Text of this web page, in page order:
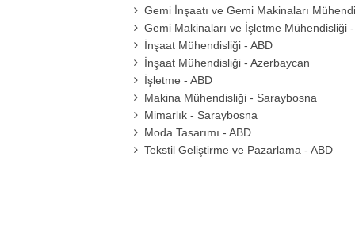
Gemi İnşaatı ve Gemi Makinaları
Gemi Makinaları ve İşletme Mühendisliği
İnşaat Mühendisliği - ABD
İnşaat Mühendisliği - Azerbaycan
İşletme - ABD
Makina Mühendisliği - Saraybosna
Mimarlık - Saraybosna
Moda Tasarımı - ABD
Tekstil Geliştirme ve Pazarlama - ABD